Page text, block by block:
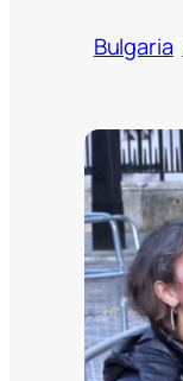
Bulgaria